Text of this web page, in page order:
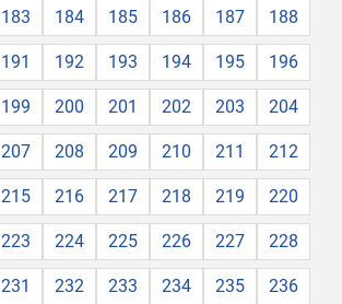
183 184 185 186 187 188
191 192 193 194 195 196
199 200 201 202 203 204
207 208 209 210 211 212
215 216 217 218 219 220
223 224 225 226 227 228
231 232 233 234 235 236